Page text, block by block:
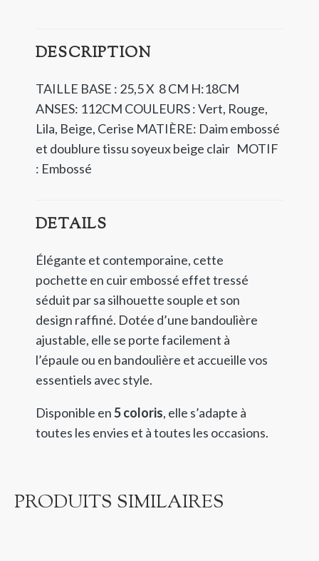
DESCRIPTION
TAILLE BASE : 25,5 X 8 CM H:18CM
ANSES: 112CM COULEURS : Vert, Rouge,
Lila, Beige, Cerise MATIÈRE: Daim embossé
et doublure tissu soyeux beige clair MOTIF
: Embossé
DETAILS
Élégante et contemporaine, cette
pochette en cuir embossé effet tressé
séduit par sa silhouette souple et son
design raffiné. Dotée d’une bandoulière
ajustable, elle se porte facilement à
l’épaule ou en bandoulière et accueille vos
essentiels avec style.
Disponible en5 coloris, elle s’adapte à
toutes les envies et à toutes les occasions.
PRODUITS SIMILAIRES